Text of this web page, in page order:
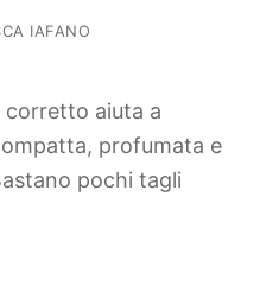
IAFANO
corretto aiuta a
profumata e
pochi tagli